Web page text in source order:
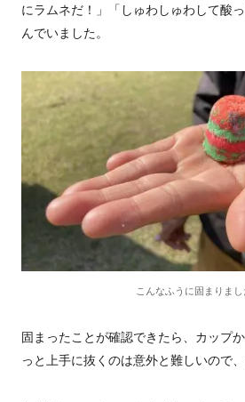
にラムネだ！」「しゅわしゅわして酸
んでいました。
こんなふうに固まりまし
固まったことが確認できたら、カップ
っと上手に抜くのは意外と難しいので、